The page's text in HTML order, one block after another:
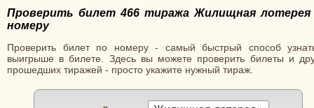
Проверить билет 466 тиража Жилищная лотерея
номеру
Проверить билет по номеру - самый быстрый способ
выигрыше в билете. Здесь вы можете проверить билеты и
прошедших тиражей - просто укажите нужный тираж.